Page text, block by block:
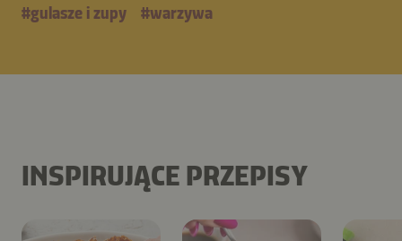
#gulasze i zupy #warzywa
INSPIRUJĄCE PRZEPISY